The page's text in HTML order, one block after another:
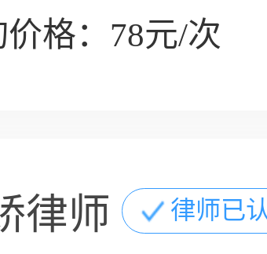
格：78元/次
律师 律师已